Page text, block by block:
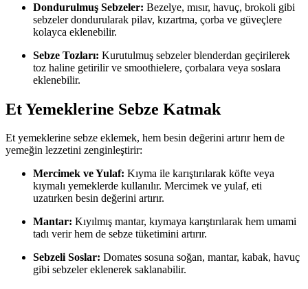
Dondurulmuş Sebzeler: Bezelye, mısır, havuç, brokoli gibi
sebzeler dondurularak pilav, kızartma, çorba ve güveçlere
kolayca eklenebilir.
Sebze Tozları: Kurutulmuş sebzeler blenderdan geçirilerek
toz haline getirilir ve smoothielere, çorbalara veya soslara
eklenebilir.
Et Yemeklerine Sebze Katmak
Et yemeklerine sebze eklemek, hem besin değerini artırır hem de
yemeğin lezzetini zenginleştirir:
Mercimek ve Yulaf: Kıyma ile karıştırılarak köfte veya
kıymalı yemeklerde kullanılır. Mercimek ve yulaf, eti
uzatırken besin değerini artırır.
Mantar: Kıyılmış mantar, kıymaya karıştırılarak hem umami
tadı verir hem de sebze tüketimini artırır.
Sebzeli Soslar: Domates sosuna soğan, mantar, kabak, havuç
gibi sebzeler eklenerek saklanabilir.